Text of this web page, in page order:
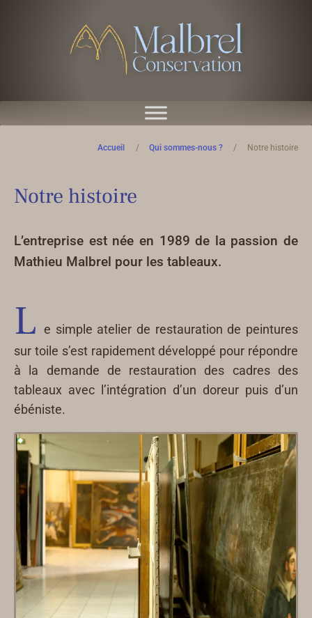
Accueil / Qui sommes-nous ? / Notre histoire
Notre histoire
L’entreprise est née en 1989 de la passion de
Mathieu Malbrel pour les tableaux.
L e simple atelier de restauration de peintures
sur toile s’est rapidement développé pour répondre
à la demande de restauration des cadres des
tableaux avec l’intégration d’un doreur puis d’un
ébéniste.